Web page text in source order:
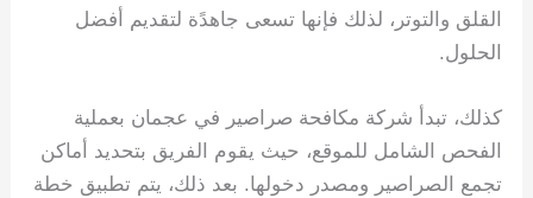
القلق والتوتر، لذلك فإنها تسعى جاهدًة لتقديم أفضل
الحلول.
كذلك، تبدأ شركة مكافحة صراصير في عجمان بعملية
الفحص الشامل للموقع، حيث يقوم الفريق بتحديد أماكن
تجمع الصراصير ومصدر دخولها. بعد ذلك، يتم تطبيق خطة